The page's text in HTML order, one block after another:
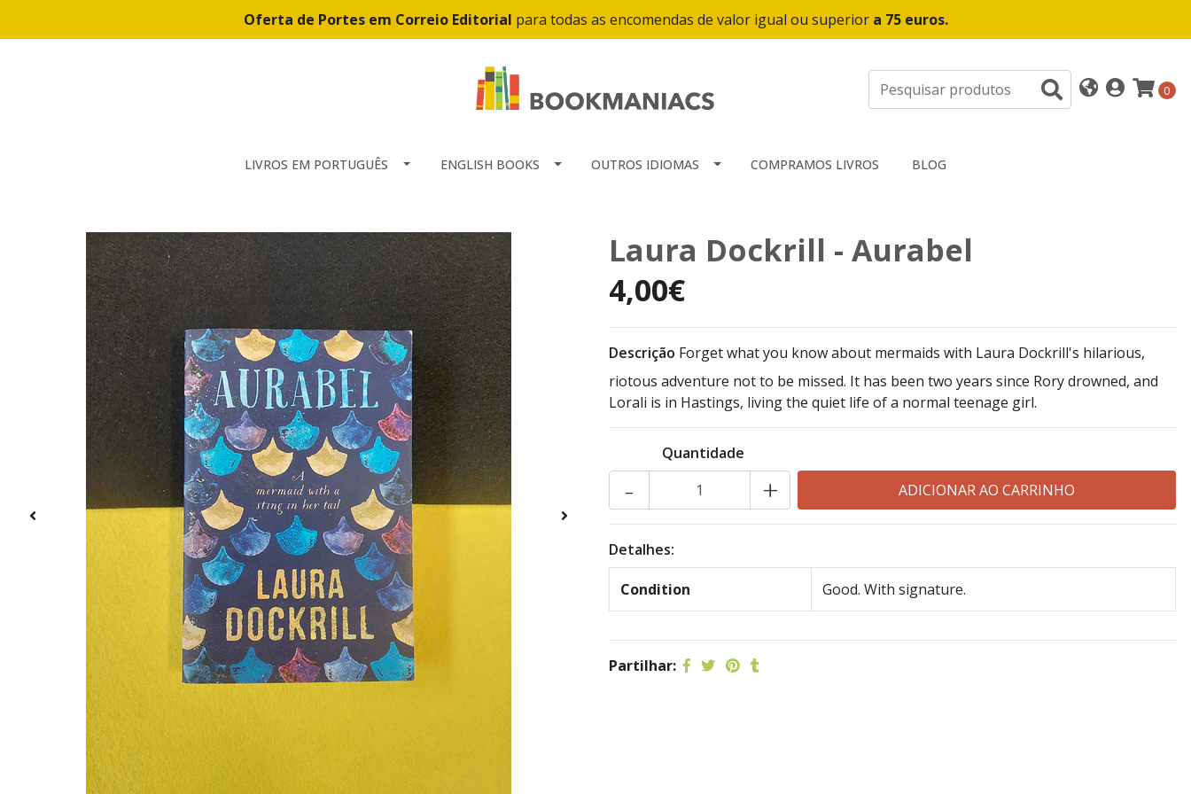
Oferta de Portes em Correio Editorial para todas as encomendas de valor igual ou superior a 75 euros.
0
LIVROS EM PORTUGUÊS ENGLISH BOOKS OUTROS IDIOMAS COMPRAMOS LIVROS BLOG
Laura Dockrill - Aurabel
4,00€
Descrição Forget what you know about mermaids with Laura Dockrill's hilarious,
riotous adventure not to be missed. It has been two years since Rory drowned, and
Lorali is in Hastings, living the quiet life of a normal teenage girl.
Quantidade
+
-
Detalhes:
Condition Good. With signature.
Partilhar: